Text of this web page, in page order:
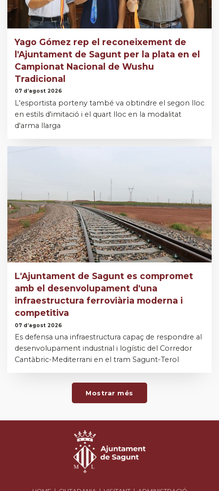
Yago Gómez rep el reconeixement de
l'Ajuntament de Sagunt per la plata en el
Campionat Nacional de Wushu
Tradicional
07 d’agost 2026
L'esportista porteny també va obtindre el segon lloc
en estils d'imitació i el quart lloc en la modalitat
d'arma llarga
L'Ajuntament de Sagunt es compromet
amb el desenvolupament d'una
infraestructura ferroviària moderna i
competitiva
07 d’agost 2026
Es defensa una infraestructura capaç de respondre al
desenvolupament industrial i logístic del Corredor
Cantàbric-Mediterrani en el tram Sagunt-Terol
Mostrar més